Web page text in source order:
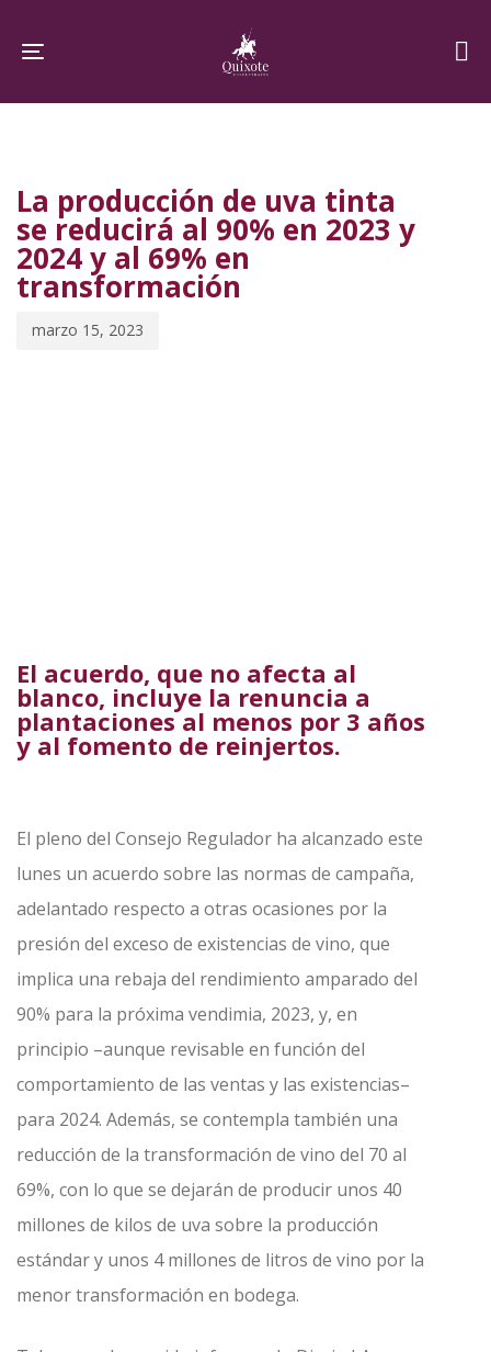
links
content
Toggle navigation
La producción de uva tinta
se reducirá al 90% en 2023 y
2024 y al 69% en
transformación
marzo 15, 2023
El acuerdo, que no afecta al
blanco, incluye la renuncia a
plantaciones al menos por 3 años
y al fomento de reinjertos.
El pleno del Consejo Regulador ha alcanzado este
lunes un acuerdo sobre las normas de campaña,
adelantado respecto a otras ocasiones por la
presión del exceso de existencias de vino, que
implica una rebaja del rendimiento amparado del
90% para la próxima vendimia, 2023, y, en
principio –aunque revisable en función del
comportamiento de las ventas y las existencias–
para 2024. Además, se contempla también una
reducción de la transformación de vino del 70 al
69%, con lo que se dejarán de producir unos 40
millones de kilos de uva sobre la producción
estándar y unos 4 millones de litros de vino por la
menor transformación en bodega.